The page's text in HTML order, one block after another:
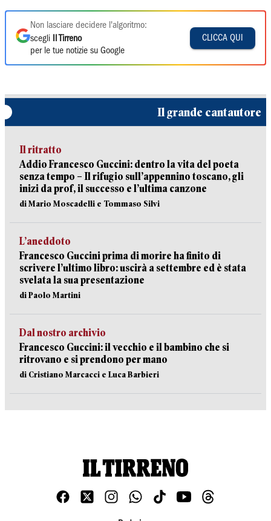
Non lasciare decidere l'algoritmo:
scegli
Il Tirreno
per le tue notizie su Google
CLICCA QUI
Il grande cantautore
Il ritratto
Addio Francesco Guccini: dentro la vita del poeta
senza tempo – Il rifugio sull’appennino toscano, gli
inizi da prof, il successo e l’ultima canzone
di Mario Moscadelli e Tommaso Silvi
L’aneddoto
Francesco Guccini prima di morire ha finito di
scrivere l’ultimo libro: uscirà a settembre ed è stata
svelata la sua presentazione
di Paolo Martini
Dal nostro archivio
Francesco Guccini: il vecchio e il bambino che si
ritrovano e si prendono per mano
di Cristiano Marcacci e Luca Barbieri